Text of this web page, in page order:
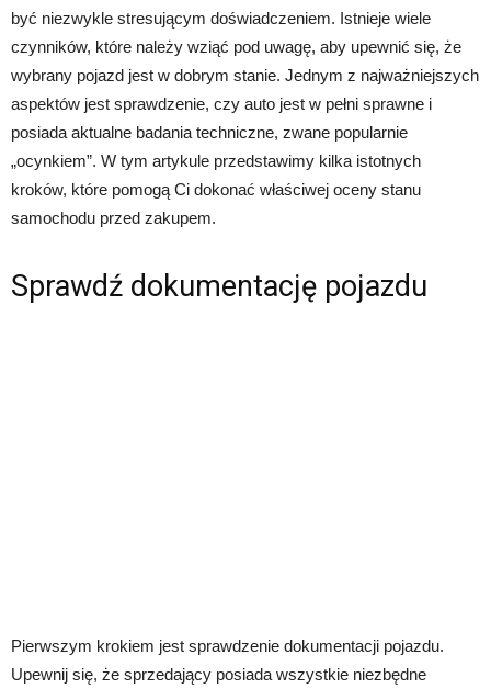
być niezwykle stresującym doświadczeniem. Istnieje wiele
czynników, które należy wziąć pod uwagę, aby upewnić się, że
wybrany pojazd jest w dobrym stanie. Jednym z najważniejszych
aspektów jest sprawdzenie, czy auto jest w pełni sprawne i
posiada aktualne badania techniczne, zwane popularnie
„ocynkiem”. W tym artykule przedstawimy kilka istotnych
kroków, które pomogą Ci dokonać właściwej oceny stanu
samochodu przed zakupem.
Sprawdź dokumentację pojazdu
Pierwszym krokiem jest sprawdzenie dokumentacji pojazdu.
Upewnij się, że sprzedający posiada wszystkie niezbędne